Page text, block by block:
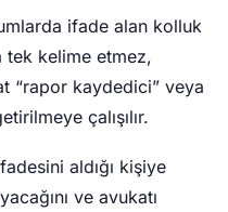
ifade alan kolluk
tek kelime etmez,
“rapor kaydedici” veya
çalışılır.
aldığı kişiye
ve avukatı